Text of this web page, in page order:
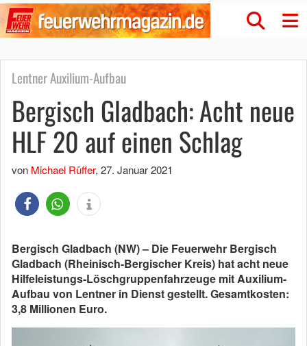
Lentner Auxilium-Aufbau
Bergisch Gladbach: Acht neue
HLF 20 auf einen Schlag
von Michael Rüffer, 27. Januar 2021
Bergisch Gladbach (NW) – Die Feuerwehr Bergisch
Gladbach (Rheinisch-Bergischer Kreis) hat acht neue
Hilfeleistungs-Löschgruppenfahrzeuge mit Auxilium-
Aufbau von Lentner in Dienst gestellt. Gesamtkosten:
3,8 Millionen Euro.